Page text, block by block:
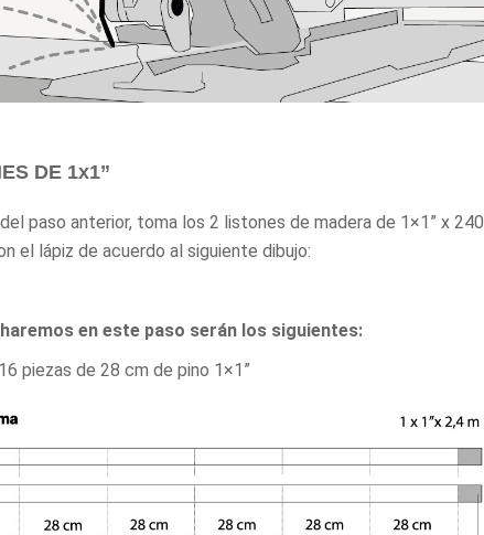
DE 1x1”
paso anterior, toma los 2 listones de madera de 1×1” x 240
el lápiz de acuerdo al siguiente dibujo:
en este paso serán los siguientes:
piezas de 28 cm de pino 1×1”